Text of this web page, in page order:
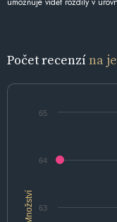
Počet recenzína
Množství 63
64
65